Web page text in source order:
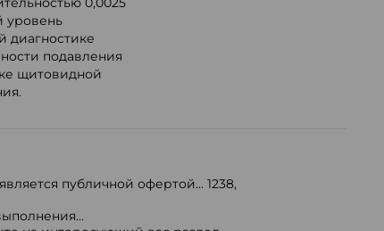
уровень
диагностике
подавления
щитовидной
публичной офертой... 1238,